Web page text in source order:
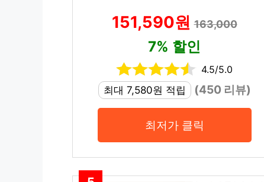
151,590원163,000
7% 할인
4.5/5.0
최대 7,580원 적립
(450 리뷰)
최저가 클릭